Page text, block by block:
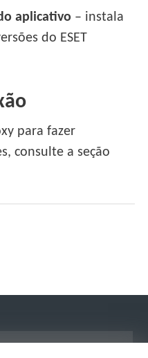
aplicativo – instala
do ESET
para fazer
consulte a seção